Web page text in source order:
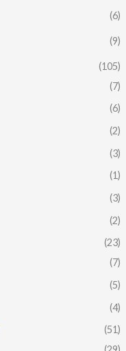
(6)
(9)
(105)
(7)
(6)
(2)
(3)
(1)
(3)
(2)
(23)
(7)
(5)
(4)
(51)